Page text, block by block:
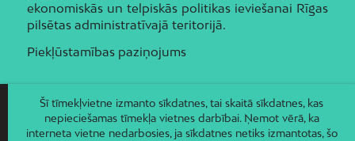
ekonomiskās un telpiskās politikas ieviešanai Rīgas
pilsētas administratīvajā teritorijā.
Piekļūstamības paziņojums
Šī tīmekļvietne izmanto sīkdatnes, tai skaitā sīkdatnes, kas
nepieciešamas tīmekļa vietnes darbībai. Ņemot vērā, ka
interneta vietne nedarbosies, ja sīkdatnes netiks izmantotas, šo